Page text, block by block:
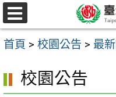
跳
至
主
內
選
單
首頁 > 校園公告 > 最
校園公告